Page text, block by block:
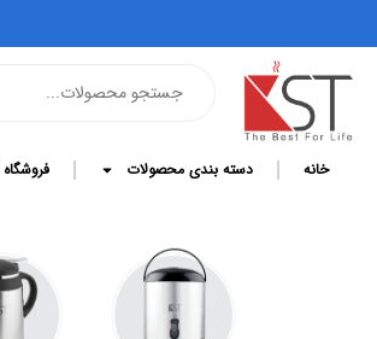
خانه دسته بندی محصولات فروشگاه